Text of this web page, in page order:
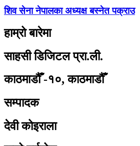
शिव सेना नेपालका अध्यक्ष बस्नेत पक्राउ
हाम्रो बारेमा
साहसी डिजिटल प्रा.ली.
काठमाडौँ -१०, काठमाडौँ
सम्पादक
देवी कोइराला